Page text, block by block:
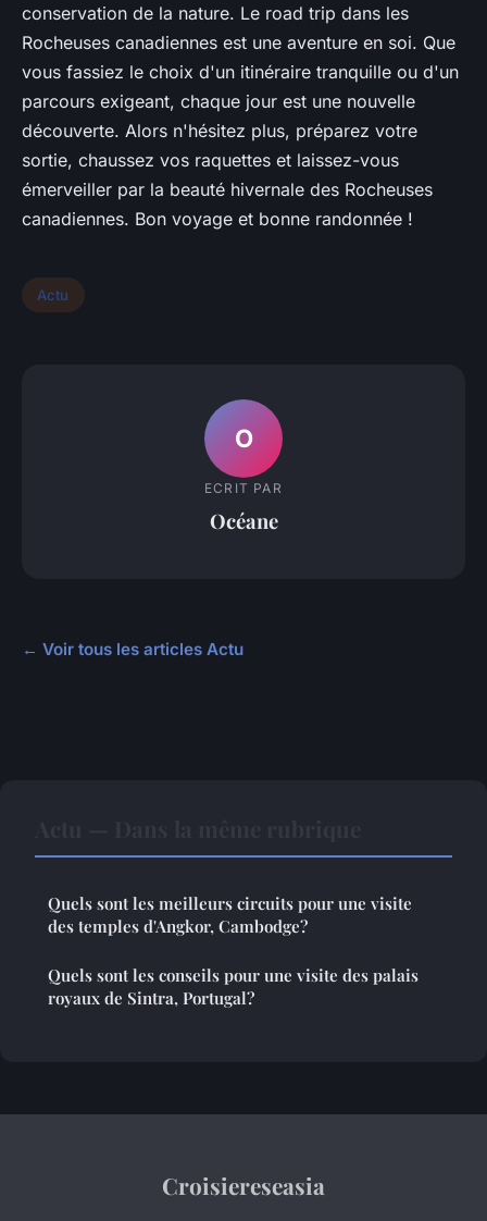
conservation de la nature. Le road trip dans les
Rocheuses canadiennes est une aventure en soi. Que
vous fassiez le choix d'un itinéraire tranquille ou d'un
parcours exigeant, chaque jour est une nouvelle
découverte. Alors n'hésitez plus, préparez votre
sortie, chaussez vos raquettes et laissez-vous
émerveiller par la beauté hivernale des Rocheuses
canadiennes. Bon voyage et bonne randonnée !
Actu
O
ECRIT PAR
Océane
← Voir tous les articles Actu
Quels sont les meilleurs circuits pour une visite
des temples d'Angkor, Cambodge?
Quels sont les conseils pour une visite des palais
royaux de Sintra, Portugal?
Croisiereseasia